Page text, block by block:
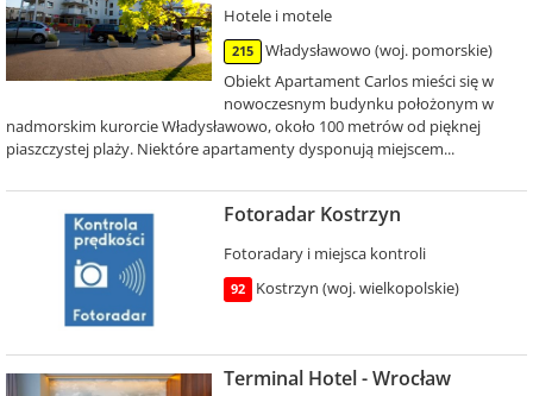
Hotele i motele
215
Władysławowo (woj. pomorskie)
Obiekt Apartament Carlos mieści się w
nowoczesnym budynku położonym w
nadmorskim kurorcie Władysławowo, około 100 metrów od pięknej
piaszczystej plaży. Niektóre apartamenty dysponują miejscem...
Fotoradar Kostrzyn
Fotoradary i miejsca kontroli
92 Kostrzyn (woj. wielkopolskie)
Terminal Hotel - Wrocław